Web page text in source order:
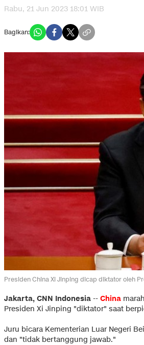
Rabu, 21 Jun 2023 18:01 WIB
Bagikan:
Presiden China Xi Jinping dicap diktator oleh
Jakarta, CNN Indonesia -- China
Presiden Xi Jinping "diktator" saat
Juru bicara Kementerian Luar Negeri
dan "tidak bertanggung jawab."